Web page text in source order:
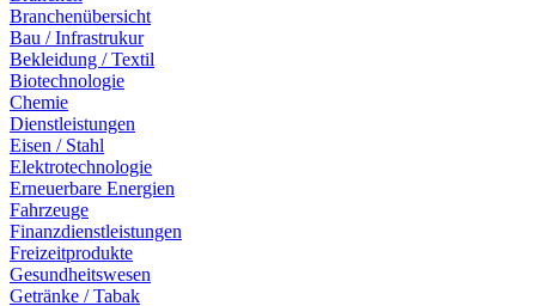
Branchenübersicht
Bau / Infrastrukur
Bekleidung / Textil
Biotechnologie
Chemie
Dienstleistungen
Eisen / Stahl
Elektrotechnologie
Erneuerbare Energien
Fahrzeuge
Finanzdienstleistungen
Freizeitprodukte
Gesundheitswesen
Getränke / Tabak